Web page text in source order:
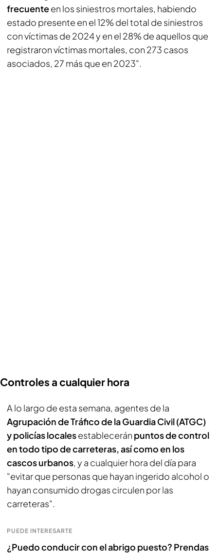
frecuenteen los siniestros mortales, habiendo
estado presente en el 12% del total de siniestros
con víctimas de 2024 y en el 28% de aquellos que
registraron víctimas mortales, con 273 casos
asociados, 27 más que en 2023".
Controles a cualquier hora
A lo largo de esta semana, agentes de la
Agrupación de Tráfico de la Guardia Civil (ATGC)
y policías localesestablecerán puntos de control
en todo tipo de carreteras, así como en los
cascos urbanos, y a cualquier hora del día para
"evitar que personas que hayan ingerido alcohol o
hayan consumido drogas circulen por las
carreteras".
PUEDE INTERESARTE
¿Puedo conducir con el abrigo puesto? Prendas